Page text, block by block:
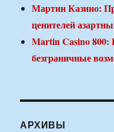
Мартин Казино:
ценителей
Martin Casino 800:
безграничные
АРХИВЫ